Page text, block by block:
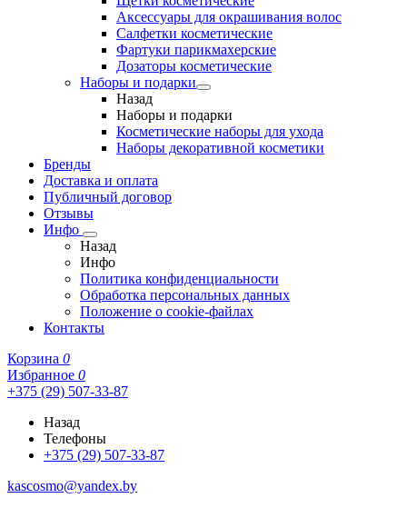
Аксессуары для окрашивания волос
Салфетки косметические
Фартуки парикмахерские
Дозаторы косметические
Наборы и подарки
Назад
Наборы и подарки
Косметические наборы для ухода
Наборы декоративной косметики
Бренды
Доставка и оплата
Публичный договор
Отзывы
Инфо
Назад
Инфо
Политика конфиденциальности
Обработка персональных данных
Положение о cookie-файлах
Контакты
Корзина 0
Избранное 0
+375 (29) 507-33-87
Назад
Телефоны
+375 (29) 507-33-87
kascosmo@yandex.by